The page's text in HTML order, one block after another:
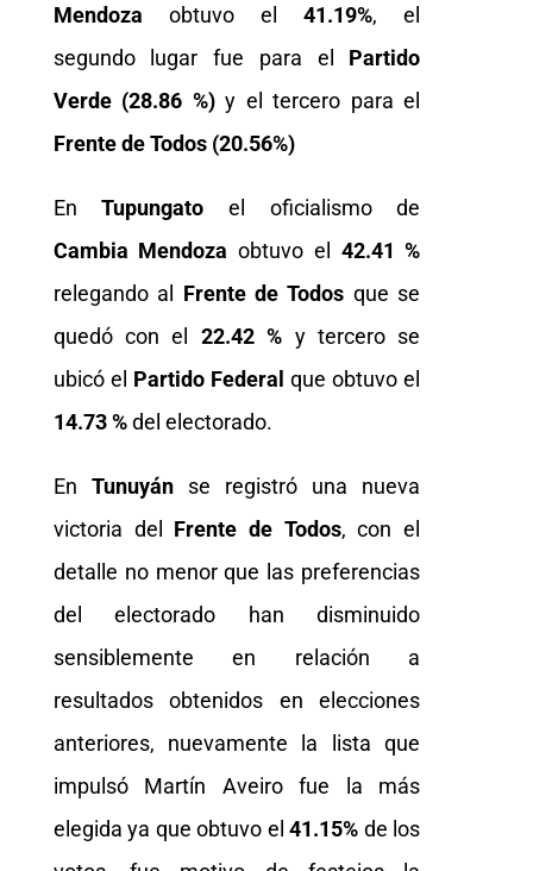
Mendoza obtuvo el41.19%, el
segundo lugar fue para el Partido
Verde (28.86 %)y el tercero para el
Frente de Todos (20.56%)
EnTupungato el oficialismo de
Cambia Mendoza obtuvo el 42.41 %
relegando al Frente de Todos que se
quedó con el 22.42 % y tercero se
ubicó el Partido Federal que obtuvo el
14.73 %del electorado.
En Tunuyánse registró una nueva
victoria del Frente de Todos, con el
detalle no menor que las preferencias
del electorado han disminuido
sensiblemente en relación a
resultados obtenidos en elecciones
anteriores, nuevamente la lista que
impulsó Martín Aveiro fue la más
elegida ya que obtuvo el41.15% de los